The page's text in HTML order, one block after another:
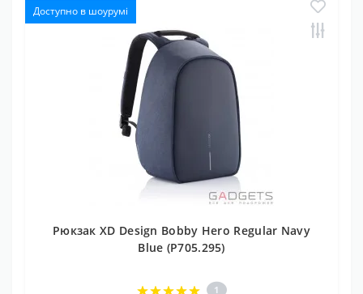
Доступно в шоурумі
Рюкзак XD Design Bobby Hero Regular Navy
Blue (P705.295)
1